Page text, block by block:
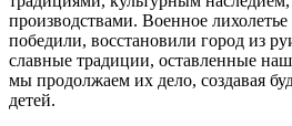
производствами. Военное
победили, восстановили город из
славные традиции, оставленные
мы продолжаем их дело, создавая
детей.